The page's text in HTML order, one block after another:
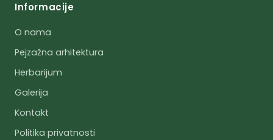
Informacije
O nama
Pejzažna arhitektura
Herbarijum
Galerija
Kontakt
Politika privatnosti